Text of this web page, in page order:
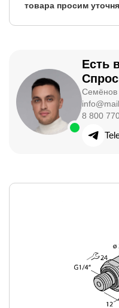
товара просим
Есть
Семёнов
8 800